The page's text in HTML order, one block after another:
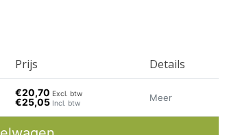
Prijs Details
€20,70 Excl. btw
€25,05 Incl. btw
Meer